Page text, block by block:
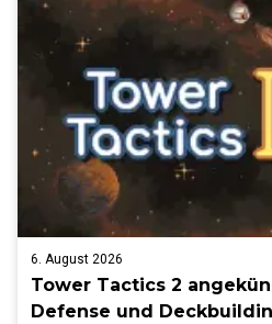
6. August 2026
Tower Tactics 2
Defense und